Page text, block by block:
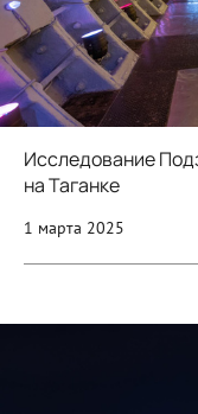
Исследование
на Таганке
1 марта 2025